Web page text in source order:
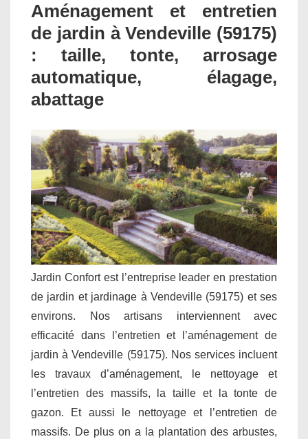
Aménagement et entretien
de jardin à Vendeville (59175)
: taille, tonte, arrosage
automatique, élagage,
abattage
Jardin Confort est l’entreprise leader en prestation
de jardin et jardinage à Vendeville (59175) et ses
environs. Nos artisans interviennent avec
efficacité dans l’entretien et l’aménagement de
jardin à Vendeville (59175). Nos services incluent
les travaux d’aménagement, le nettoyage et
l’entretien des massifs, la taille et la tonte de
gazon. Et aussi le nettoyage et l’entretien de
massifs. De plus on a la plantation des arbustes,